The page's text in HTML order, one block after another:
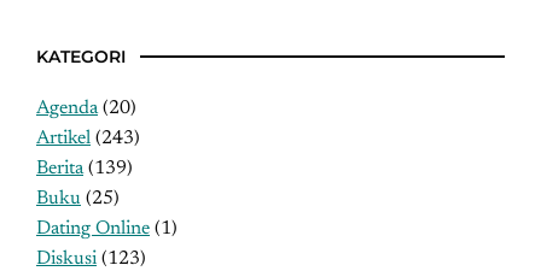
KATEGORI
Agenda(20)
Artikel (243)
Berita(139)
Buku (25)
Dating Online (1)
Diskusi (123)